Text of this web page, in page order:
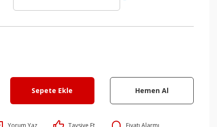
Sepete Ekle Hemen Al
Yorum Yaz Tavsiye Et Fiyatı Alarmı